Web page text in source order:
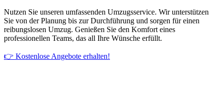
Nutzen Sie unseren umfassenden Umzugsservice. Wir unterstützen
Sie von der Planung bis zur Durchführung und sorgen für einen
reibungslosen Umzug. Genießen Sie den Komfort eines
professionellen Teams, das all Ihre Wünsche erfüllt.
👉 Kostenlose Angebote erhalten!